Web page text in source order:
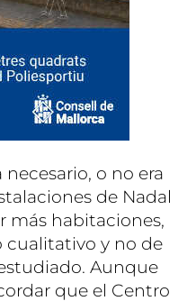
necesario, o no era
de Nadal
más habitaciones,
cualitativo y no de
Aunque
que el Centro